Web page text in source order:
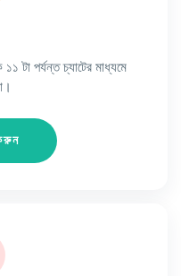
১১ টা পর্যন্ত চ্যাটের মাধ্যমে